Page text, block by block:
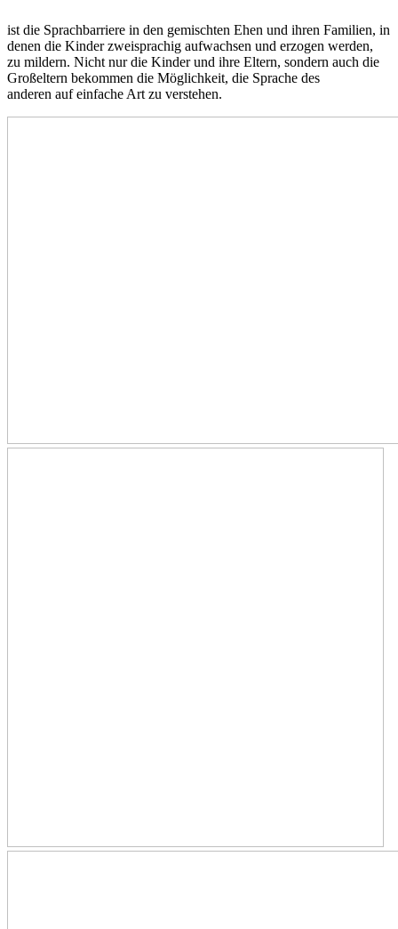
ist die Sprachbarriere in den gemischten Ehen und ihren Familien, in
denen die Kinder zweisprachig aufwachsen und erzogen werden,
zu mildern. Nicht nur die Kinder und ihre Eltern, sondern auch die
Großeltern bekommen die Möglichkeit, die Sprache des
anderen auf einfache Art zu verstehen.